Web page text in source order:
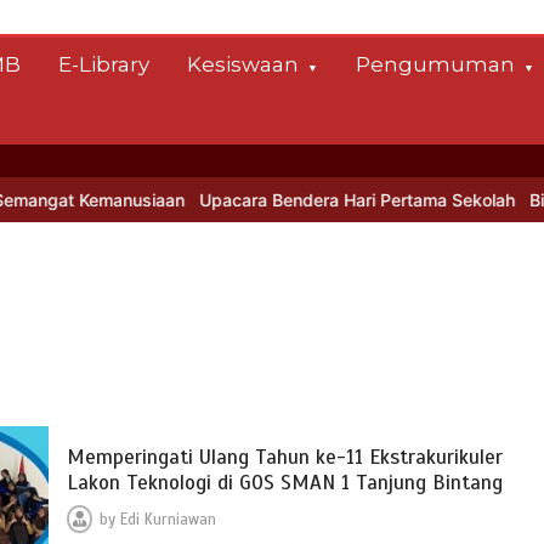
E-Library Kesiswaan Pengumuman
Kemanusiaan Upacara Bendera Hari Pertama Sekolah Bina
Memperingati Ulang Tahun ke-11 Ekstrakurikuler
Lakon Teknologi di GOS SMAN 1 Tanjung Bintang
by Edi Kurniawan